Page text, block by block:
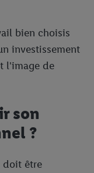
bien choisis
investissement
l'image de
son
?
doit être